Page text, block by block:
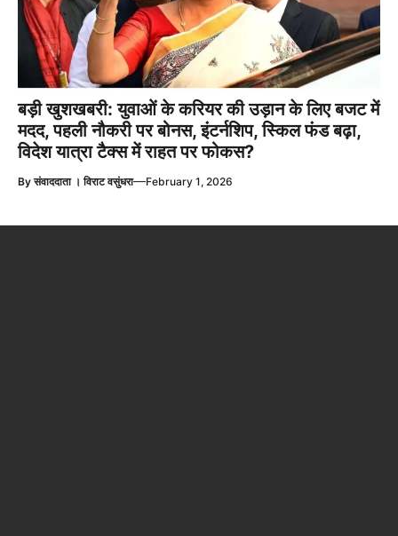
बड़ी खुशखबरी: युवाओं के करियर की उड़ान के लिए बजट में
मदद, पहली नौकरी पर बोनस, इंटर्नशिप, स्किल फंड बढ़ा,
विदेश यात्रा टैक्स में राहत पर फोकस?
Byसंवाददाता । विराट वसुंधरा—February 1, 2026